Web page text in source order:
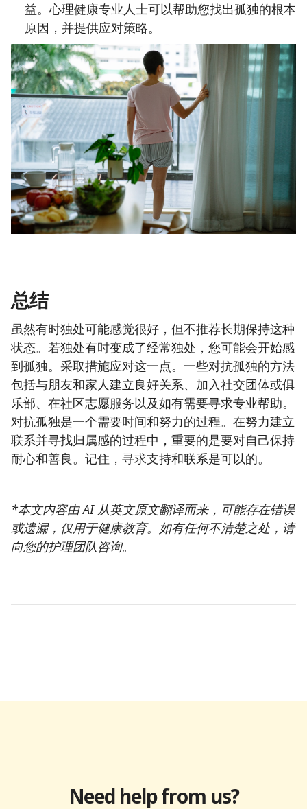
益。心理健康专业人士可以帮助您找出孤独的根本
原因，并提供应对策略。
总结
虽然有时独处可能感觉很好，但不推荐长期保持这种
状态。若独处有时变成了经常独处，您可能会开始感
到孤独。采取措施应对这一点。一些对抗孤独的方法
包括与朋友和家人建立良好关系、加入社交团体或俱
乐部、在社区志愿服务以及如有需要寻求专业帮助。
对抗孤独是一个需要时间和努力的过程。在努力建立
联系并寻找归属感的过程中，重要的是要对自己保持
耐心和善良。记住，寻求支持和联系是可以的。
*本文内容由 AI 从英文原文翻译而来，可能存在错误
或遗漏，仅用于健康教育。如有任何不清楚之处，请
向您的护理团队咨询。
Need help from us?